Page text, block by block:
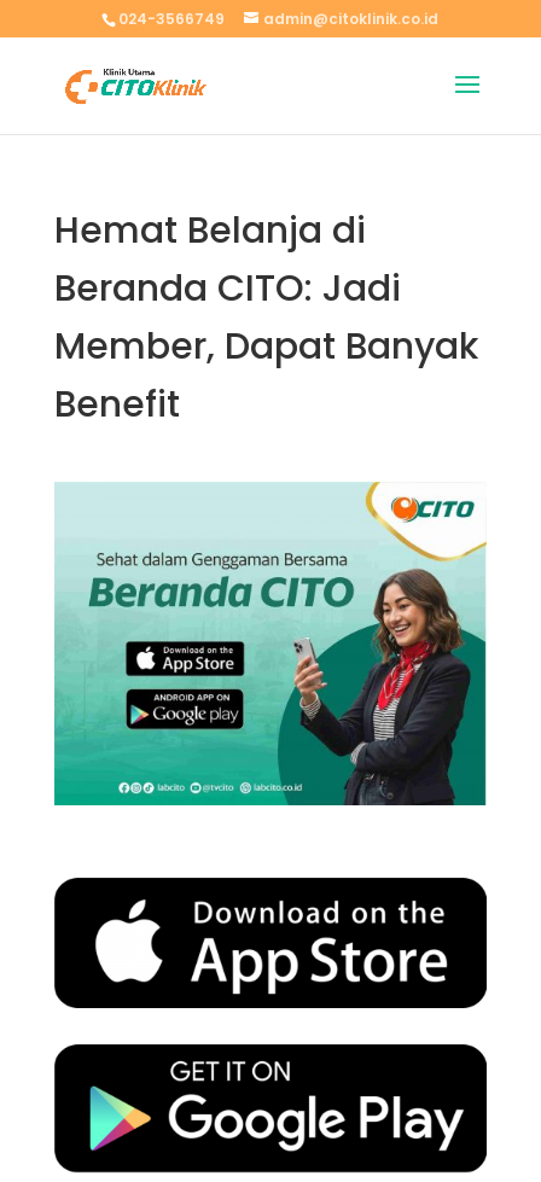
024-3566749 admin@citoklinik.co.id
Hemat Belanja di
Beranda CITO: Jadi
Member, Dapat Banyak
Benefit